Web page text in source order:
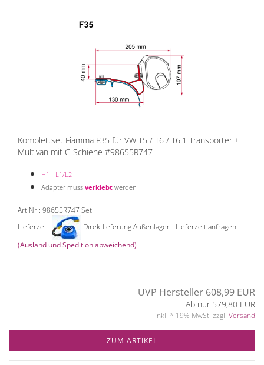
Komplettset Fiamma F35 für VW T5 / T6 / T6.1 Transporter +
Multivan mit C-Schiene #98655R747
H1 - L1/L2
Adapter muss verklebt werden
Art.Nr.: 98655R747 Set
Lieferzeit:
Direktlieferung Außenlager - Lieferzeit anfragen
(Ausland und Spedition abweichend)
UVP Hersteller 608,99 EUR
Ab nur 579,80 EUR
inkl. * 19% MwSt. zzgl. Versand
ZUM ARTIKEL